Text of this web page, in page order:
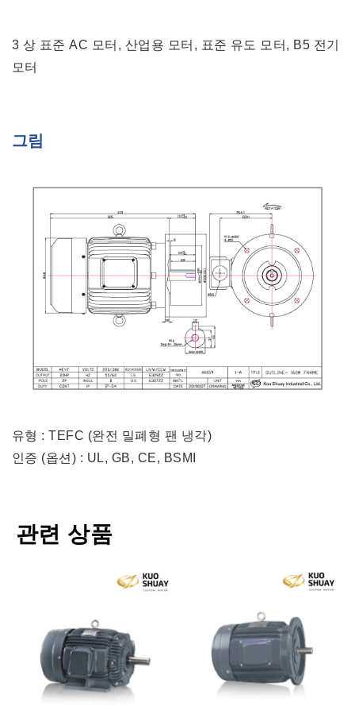
3 상 표준 AC 모터, 산업용 모터, 표준 유도 모터, B5 전기
모터
그림
유형 : TEFC (완전 밀폐형 팬 냉각)
인증 (옵션) : UL, GB, CE, BSMI
관련 상품